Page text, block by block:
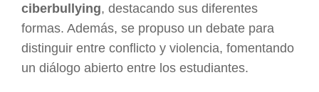
ciberbullying, destacando sus diferentes
formas. Además, se propuso un debate para
distinguir entre conflicto y violencia, fomentando
un diálogo abierto entre los estudiantes.